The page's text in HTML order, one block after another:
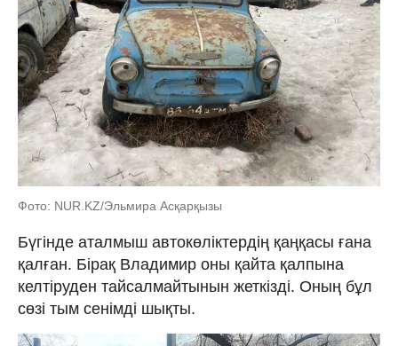
Фото: NUR.KZ/Эльмира Асқарқызы
Бүгінде аталмыш автокөліктердің қаңқасы ғана
қалған. Бірақ Владимир оны қайта қалпына
келтіруден тайсалмайтынын жеткізді. Оның бұл
сөзі тым сенімді шықты.